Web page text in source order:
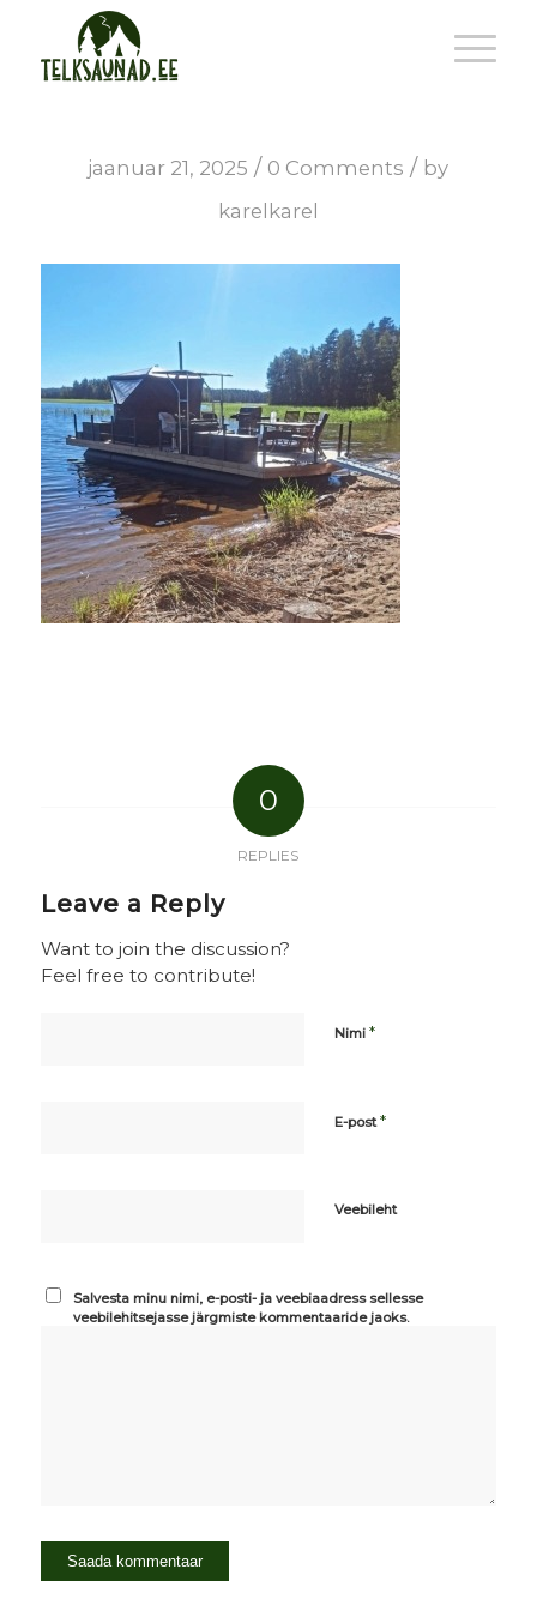
jaanuar 21, 2025 / 0 Comments / by
karelkarel
0
REPLIES
Leave a Reply
Want to join the discussion?
Feel free to contribute!
Nimi *
E-post*
Veebileht
Salvesta minu nimi, e-posti- ja veebiaadress sellesse
veebilehitsejasse järgmiste kommentaaride jaoks.